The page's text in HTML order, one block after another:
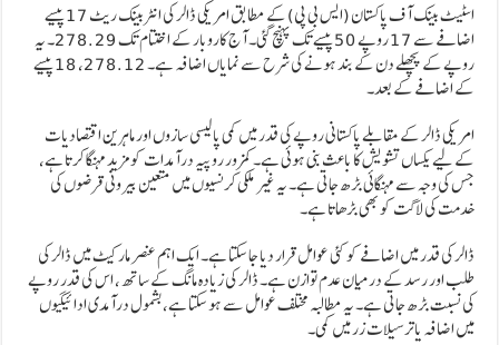
اسٹیٹ بینک آف پاکستان (ایس بی پی) کے مطابق امریکی ڈالر کی انٹربینک ریٹ 17 پیسے
اضافے سے 17 روپے 50 پیسے تک پہنچ گئی۔ آج کاروبار کے اختتام تک 278.29۔ یہ
روپے کے پچھلے دن کے بند ہونے کی شرح سے نمایاں اضافہ ہے۔ 278.12، 18 پیسے
کے اضافے کے بعد۔
امریکی ڈالر کے مقابلے پاکستانی روپے کی قدر میں کمی پالیسی سازوں اور ماہرین اقتصادیات
کے لیے یکساں تشویش کا باعث بنی ہوئی ہے۔ کمزور روپیہ درآمدات کو مزید مہنگا کرتا ہے،
جس کی وجہ سے مہنگائی بڑھ جاتی ہے۔ یہ غیر ملکی کرنسیوں میں متعین بیرونی قرضوں کی
خدمت کی لاگت کو بھی بڑھاتا ہے۔
ڈالر کی قدر میں اضافے کو کئی عوامل قرار دیا جا سکتا ہے۔ ایک اہم عنصر مارکیٹ میں ڈالر کی
طلب اور رسد کے درمیان عدم توازن ہے۔ ڈالر کی زیادہ مانگ کے ساتھ، اس کی قدر روپے
کی نسبت بڑھ جاتی ہے۔ یہ مطالبہ مختلف عوامل سے ہو سکتا ہے، بشمول درآمدی ادائیگیوں
میں اضافہ یا ترسیلات زر میں کمی۔